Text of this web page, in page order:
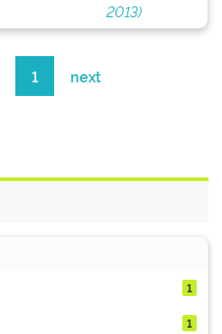
2013)
1 next
1
1